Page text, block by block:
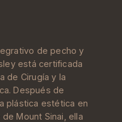
de pecho y
está certificada
de Cirugía y la
. Después de
plástica estética en
deMount Sinai , ella